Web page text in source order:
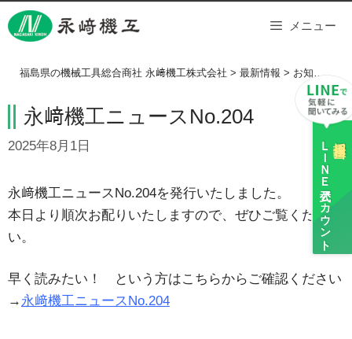
Skip
to
ＬＩＮＥ
公式アカウント
メニュー
福島県の機械工具総合商社 永﨑機工株式会社 > 最新情報 > お知らせ >
永﨑機工ニュースNo.204
2025年8月1日
永﨑機工ニュースNo.204を発行いたしました。
本日より順次お配りいたしますので、ぜひご覧くださ
い。
早く読みたい！ という方はこちらからご確認ください
→ 永﨑機工ニュースNo.204